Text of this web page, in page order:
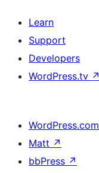
Learn
Support
Developers
WordPress.tv ↗
WordPress.com
Matt ↗
bbPress ↗